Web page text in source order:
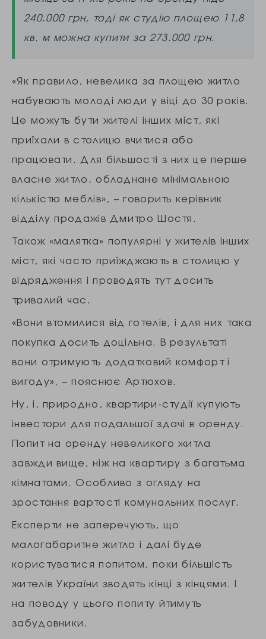
240.000 грн, тоді як студію площею 11,8
кв. м можна купити за 273.000 грн.
«Як правило, невелика за площею житло
набувають молоді люди у віці до 30 років.
Це можуть бути жителі інших міст, які
приїхали в столицю вчитися або
працювати. Для більшості з них це перше
власне житло, обладнане мінімальною
кількістю меблів», – говорить керівник
відділу продажів Дмитро Шостя.
Також «малятка» популярні у жителів інших
міст, які часто приїжджають в столицю у
відрядження і проводять тут досить
тривалий час.
«Вони втомилися від готелів, і для них така
покупка досить доцільна. В результаті
вони отримують додатковий комфорт і
вигоду», – пояснює Артюхов.
Ну, і, природно, квартири-студії купують
інвестори для подальшої здачі в оренду.
Попит на оренду невеликого житла
завжди вище, ніж на квартиру з багатьма
кімнатами. Особливо з огляду на
зростання вартості комунальних послуг.
Експерти не заперечують, що
малогабаритне житло і далі буде
користуватися попитом, поки більшість
жителів України зводять кінці з кінцями. І
на поводу у цього попиту йтимуть
забудовники.